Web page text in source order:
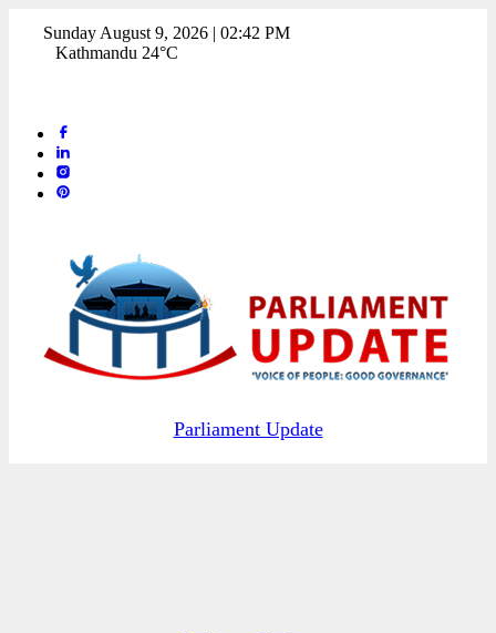
Sunday August 9, 2026 | 02:42 PM
Kathmandu 24°C
Parliament Update